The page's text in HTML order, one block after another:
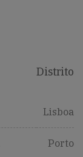
Distrito
Lisboa
Porto